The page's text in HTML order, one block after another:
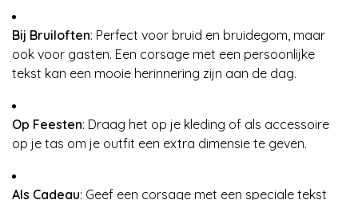
Bij Bruiloften: Perfect voor bruid en bruidegom, maar
ook voor gasten. Een corsage met een persoonlijke
tekst kan een mooie herinnering zijn aan de dag.
Op Feesten: Draag het op je kleding of als accessoire
op je tas om je outfit een extra dimensie te geven.
Als Cadeau: Geef een corsage met een speciale tekst